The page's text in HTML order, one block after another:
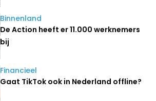
Binnenland
De Action heeft er 11.000 werknemers
bij
Financieel
Gaat TikTok ook in Nederland offline?